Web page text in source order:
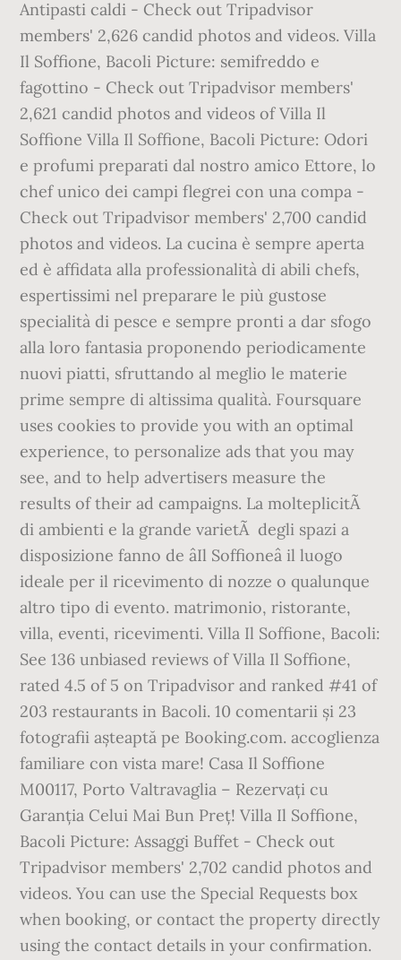
Antipasti caldi - Check out Tripadvisor
members' 2,626 candid photos and videos. Villa
Il Soffione, Bacoli Picture: semifreddo e
fagottino - Check out Tripadvisor members'
2,621 candid photos and videos of Villa Il
Soffione Villa Il Soffione, Bacoli Picture: Odori
e profumi preparati dal nostro amico Ettore, lo
chef unico dei campi flegrei con una compa -
Check out Tripadvisor members' 2,700 candid
photos and videos. La cucina è sempre aperta
ed è affidata alla professionalità di abili chefs,
espertissimi nel preparare le più gustose
specialità di pesce e sempre pronti a dar sfogo
alla loro fantasia proponendo periodicamente
nuovi piatti, sfruttando al meglio le materie
prime sempre di altissima qualità. Foursquare
uses cookies to provide you with an optimal
experience, to personalize ads that you may
see, and to help advertisers measure the
results of their ad campaigns. La molteplicitÃ
di ambienti e la grande varietÃ degli spazi a
disposizione fanno de âIl Soffioneâ il luogo
ideale per il ricevimento di nozze o qualunque
altro tipo di evento. matrimonio, ristorante,
villa, eventi, ricevimenti. Villa Il Soffione, Bacoli:
See 136 unbiased reviews of Villa Il Soffione,
rated 4.5 of 5 on Tripadvisor and ranked #41 of
203 restaurants in Bacoli. 10 comentarii și 23
fotografii așteaptă pe Booking.com. accoglienza
familiare con vista mare! Casa Il Soffione
M00117, Porto Valtravaglia – Rezervați cu
Garanția Celui Mai Bun Preț! Villa Il Soffione,
Bacoli Picture: Assaggi Buffet - Check out
Tripadvisor members' 2,702 candid photos and
videos. You can use the Special Requests box
when booking, or contact the property directly
using the contact details in your confirmation.